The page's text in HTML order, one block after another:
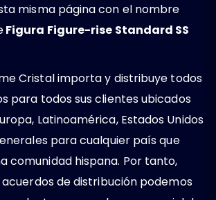
misma página con el nombre
Figura Figure-rise Standard SS
Cristal importa y distribuye todos
para todos sus clientes ubicados
Latinoamérica, Estados Unidos
para cualquier país que
comunidad hispana. Por tanto,
de distribución podemos